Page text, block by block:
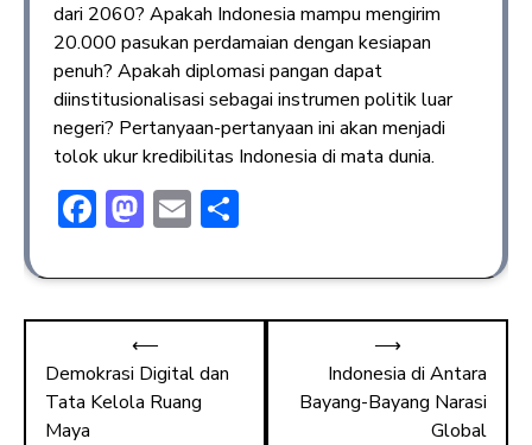
dari 2060? Apakah Indonesia mampu mengirim
20.000 pasukan perdamaian dengan kesiapan
penuh? Apakah diplomasi pangan dapat
diinstitusionalisasi sebagai instrumen politik luar
negeri? Pertanyaan-pertanyaan ini akan menjadi
tolok ukur kredibilitas Indonesia di mata dunia.
F
e
b
o
ok
M
st
o
d
o
E
ai
l
ar
e
⟵
Demokrasi Digital dan
Tata Kelola Ruang
Maya
Indonesia di Antara
Bayang-Bayang Narasi
Global
⟶